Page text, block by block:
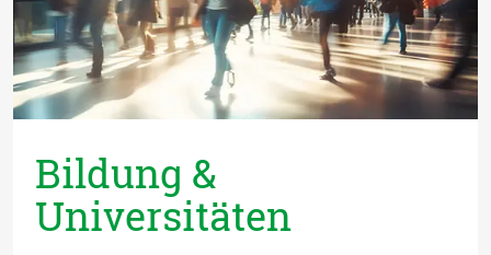
Bildung &
Universitäten